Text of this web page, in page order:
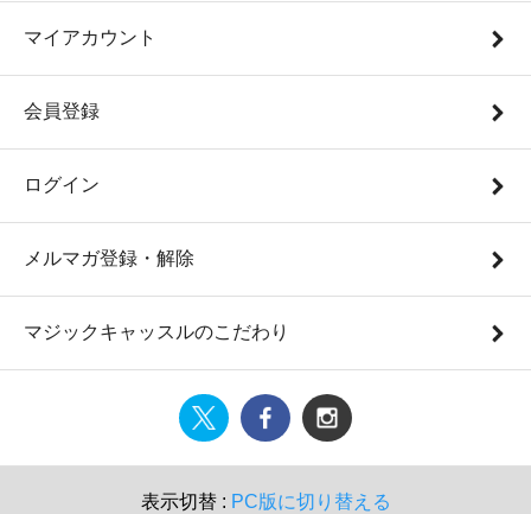
マイアカウント
会員登録
ログイン
メルマガ登録・解除
マジックキャッスルのこだわり
表示切替 : PC版に切り替える